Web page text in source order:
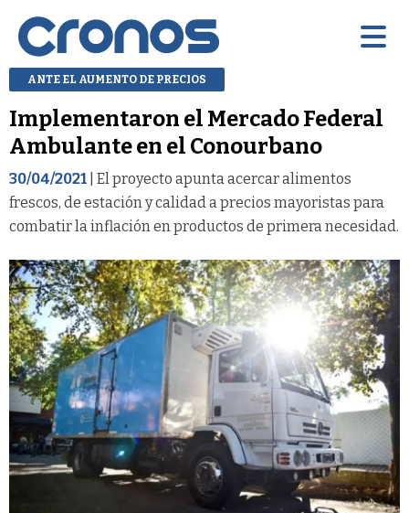
ANTE EL AUMENTO DE PRECIOS
Implementaron el Mercado Federal
Ambulante en el Conourbano
30/04/2021 | El proyecto apunta acercar alimentos
frescos, de estación y calidad a precios mayoristas para
combatir la inflación en productos de primera necesidad.